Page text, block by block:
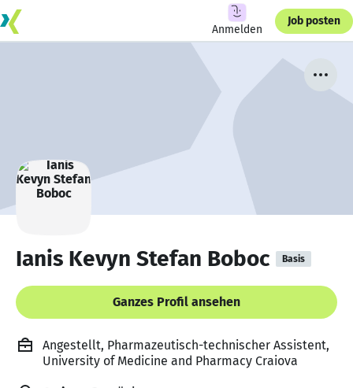
Anmelden
Job posten
Ianis Kevyn Stefan Boboc Basis
Ganzes Profil ansehen
Angestellt, Pharmazeutisch-technischer Assistent,
University of Medicine and Pharmacy Craiova